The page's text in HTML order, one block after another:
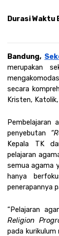
Durasi Waktu
Bandung,
merupakan
secara
Kristen,
Pembelajaran
penyebutan
Kepala TK
pelajaran
semua agama
hanya
penerapannya
Religion
pada